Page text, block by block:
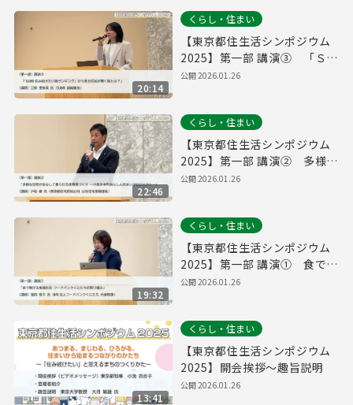
20:14
くらし・住まい
【東京都住生活シンポジウム
2025】第一部 講演③ 「ＳＵ
ＵＭＯ住み続けたい街ランキ
ＵＭＯ）
公開2026.01.26
22:46
くらし・住まい
【東京都住生活シンポジウム
2025】第一部 講演② 多様な
世帯が安心して暮らせる住環
戸松 健 氏（東京都住宅供給公
社）
公開2026.01.26
19:32
くらし・住まい
【東京都住生活シンポジウム
2025】第一部 講演① 食で繋
がる地域社会 フードバンクく
にたち）
公開2026.01.26
13:41
くらし・住まい
【東京都住生活シンポジウム
2025】開会挨拶～趣旨説明
公開2026.01.26